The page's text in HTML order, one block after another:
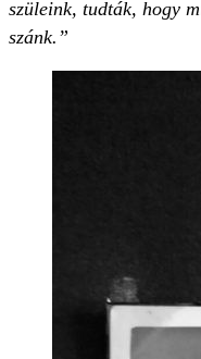
szüleink, tudták, hogy
szánk.”